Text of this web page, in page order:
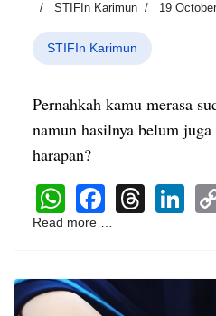
STIFIn Karimun
19
STIFIn Karimun
Pernahkah kamu merasa
namun hasilnya belum juga
harapan?
WhatsApp
Read more …